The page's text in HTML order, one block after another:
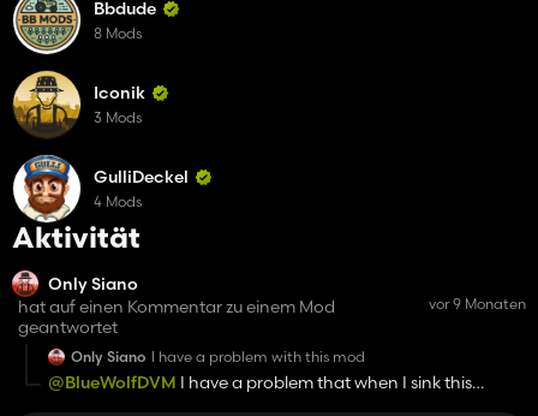
Aktivität
Only Siano
hat auf einen Kommentar zu einem Mod
geantwortet
vor 9 Monaten
Only Siano I have a problem with this mod
@BlueWolfDVM I have a problem that when I sink this
Bbdude
8 Mods
Iconik
3 Mods
GulliDeckel
4 Mods